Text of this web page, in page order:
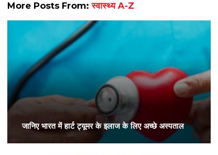
More Posts From:स्वास्थ्य A-Z
जानिए भारत में हार्ट ट्यूमर के इलाज के लिए अच्छे अस्पताल